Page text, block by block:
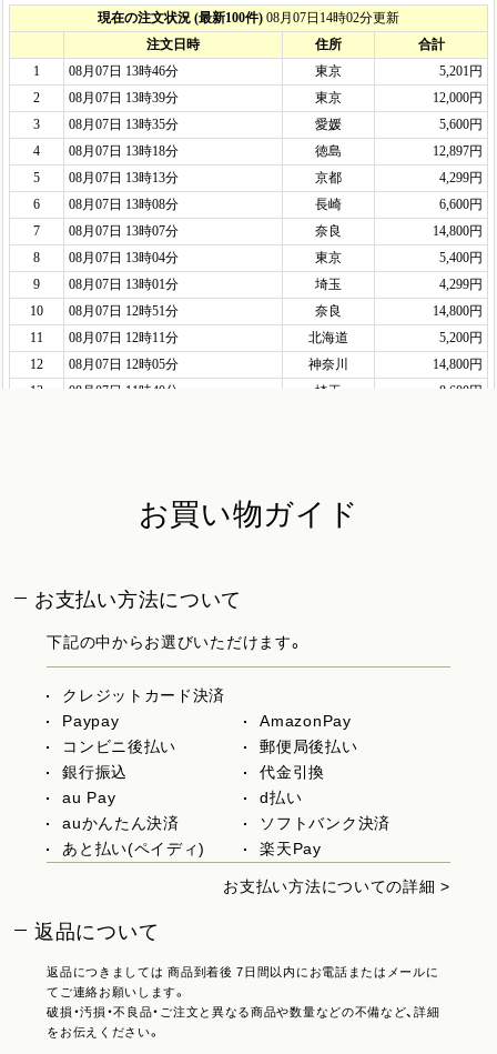
お買い物ガイド
お支払い方法について
下記の中からお選びいただけます。
クレジットカード決済
Paypay
AmazonPay
コンビニ後払い
郵便局後払い
銀行振込
代金引換
au Pay
d払い
auかんたん決済
ソフトバンク決済
あと払い(ペイディ)
楽天Pay
お支払い方法についての詳細 >
返品について
返品につきましては 商品到着後 7日間以内にお電話またはメールに
てご連絡お願いします。
破損・汚損・不良品・ご注文と異なる商品や数量などの不備など、詳細
をお伝えください。